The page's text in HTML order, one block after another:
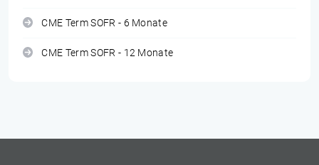
CME Term SOFR - 6 Monate
CME Term SOFR - 12 Monate